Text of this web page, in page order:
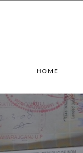
HOME